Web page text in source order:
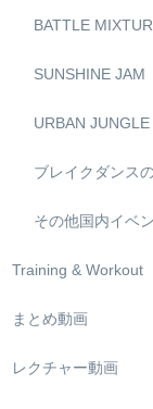
BATTLE
SUNSHINE JAM
URBAN JUNGLE
ブレイクダンス
その他国内イベ
Training & Workout
まとめ動画
レクチャー動画